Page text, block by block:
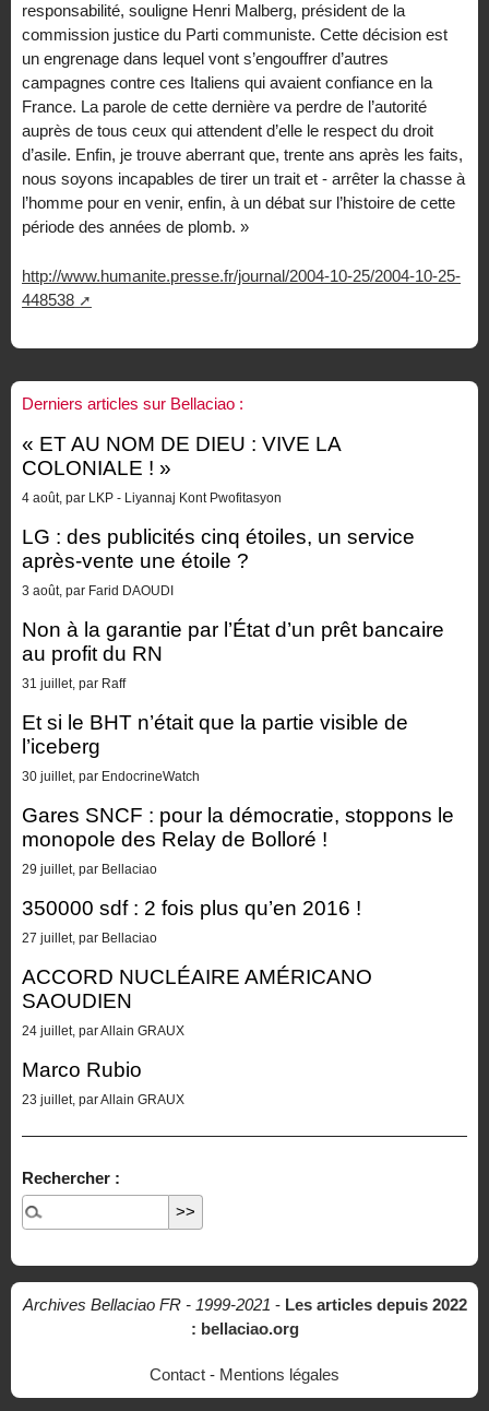
responsabilité, souligne Henri Malberg, président de la
commission justice du Parti communiste. Cette décision est
un engrenage dans lequel vont s’engouffrer d’autres
campagnes contre ces Italiens qui avaient confiance en la
France. La parole de cette dernière va perdre de l’autorité
auprès de tous ceux qui attendent d’elle le respect du droit
d’asile. Enfin, je trouve aberrant que, trente ans après les faits,
nous soyons incapables de tirer un trait et - arrêter la chasse à
l’homme pour en venir, enfin, à un débat sur l’histoire de cette
période des années de plomb. »
http://www.humanite.presse.fr/journal/2004-10-25/2004-10-25-
448538
Derniers articles sur Bellaciao :
« ET AU NOM DE DIEU : VIVE LA
COLONIALE ! »
4 août, par LKP - Liyannaj Kont Pwofitasyon
LG : des publicités cinq étoiles, un service
après-vente une étoile ?
3 août, par Farid DAOUDI
Non à la garantie par l’État d’un prêt bancaire
au profit du RN
31 juillet, par Raff
Et si le BHT n’était que la partie visible de
l’iceberg
30 juillet, par EndocrineWatch
Gares SNCF : pour la démocratie, stoppons le
monopole des Relay de Bolloré !
29 juillet, par Bellaciao
350000 sdf : 2 fois plus qu’en 2016 !
27 juillet, par Bellaciao
ACCORD NUCLÉAIRE AMÉRICANO
SAOUDIEN
24 juillet, par Allain GRAUX
Marco Rubio
23 juillet, par Allain GRAUX
Rechercher :
Archives Bellaciao FR - 1999-2021 - Les articles depuis 2022
: bellaciao.org
Contact - Mentions légales